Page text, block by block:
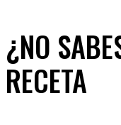
¿NO
RECETA